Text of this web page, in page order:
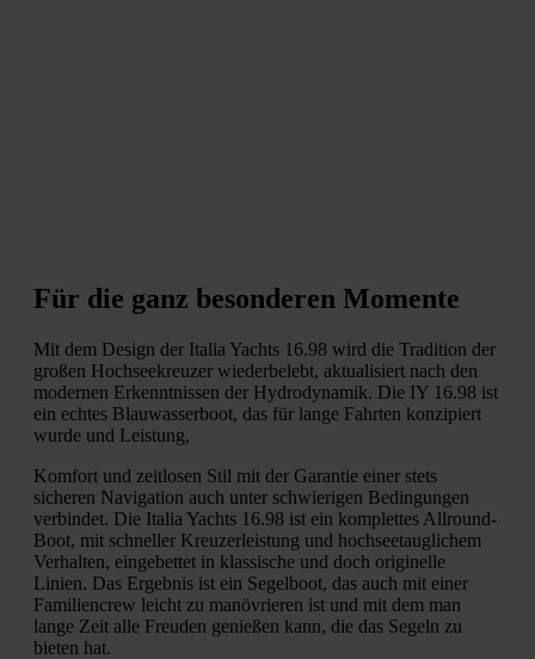
Für die ganz besonderen Momente
Mit dem Design der Italia Yachts 16.98 wird die Tradition der
großen Hochseekreuzer wiederbelebt, aktualisiert nach den
modernen Erkenntnissen der Hydrodynamik. Die IY 16.98 ist
ein echtes Blauwasserboot, das für lange Fahrten konzipiert
wurde und Leistung,
Komfort und zeitlosen Stil mit der Garantie einer stets
sicheren Navigation auch unter schwierigen Bedingungen
verbindet. Die Italia Yachts 16.98 ist ein komplettes Allround-
Boot, mit schneller Kreuzerleistung und hochseetauglichem
Verhalten, eingebettet in klassische und doch originelle
Linien. Das Ergebnis ist ein Segelboot, das auch mit einer
Familiencrew leicht zu manövrieren ist und mit dem man
lange Zeit alle Freuden genießen kann, die das Segeln zu
bieten hat.